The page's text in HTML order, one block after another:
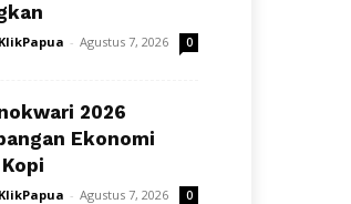
- Agustus 7, 2026 0
2026
Ekonomi
- Agustus 7, 2026 0